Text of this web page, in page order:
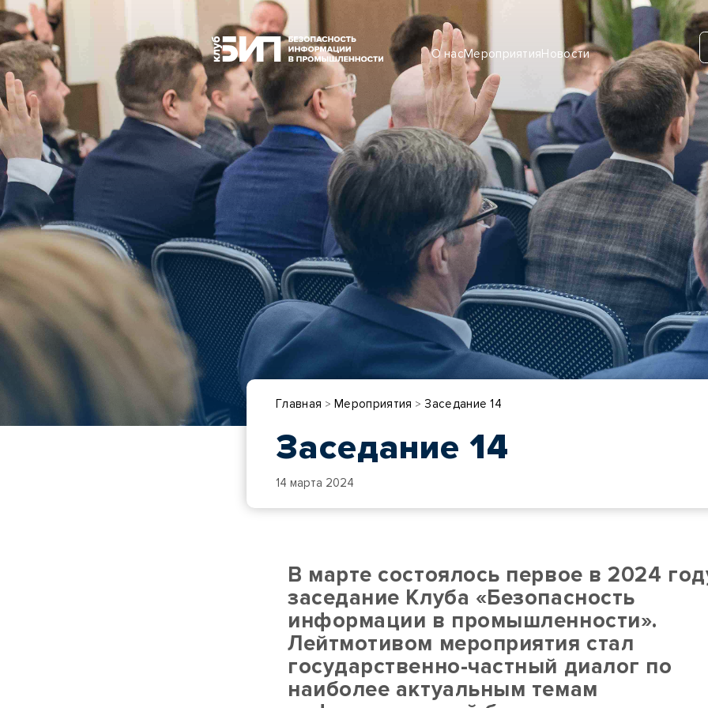
О насМероприятияНовости
Главная > Мероприятия > Заседание 14
Заседание 14
14 марта 2024
В марте состоялось первое в 2024
заседание Клуба «Безопасность
информации в промышленности».
Лейтмотивом мероприятия стал
государственно-частный диалог по
наиболее актуальным темам